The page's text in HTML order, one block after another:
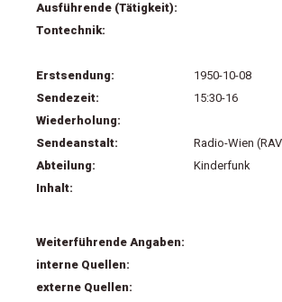
Ausführende (Tätigkeit):
Tontechnik:
Erstsendung:
1950-10-08
Sendezeit:
15:30-16
Wiederholung:
Sendeanstalt:
Radio-Wien
Abteilung:
Kinderfunk
Inhalt:
Weiterführende Angaben:
interne Quellen:
externe Quellen: